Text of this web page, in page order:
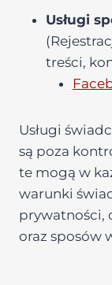
Usługi
treści,
Usługi
są poza
te mogą w
warunki
prywatności,
oraz sposów